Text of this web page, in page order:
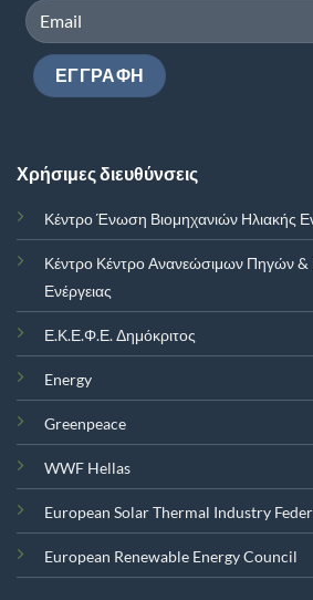
Χρήσιμες διευθύνσεις
Κέντρο Ένωση Βιομηχανιών Ηλιακής
Κέντρο Κέντρο Ανανεώσιμων Πηγών &
Ενέργειας
Ε.Κ.Ε.Φ.Ε. Δημόκριτος
Energy
Greenpeace
WWF Hellas
European Solar Thermal Industry
European Renewable Energy Council